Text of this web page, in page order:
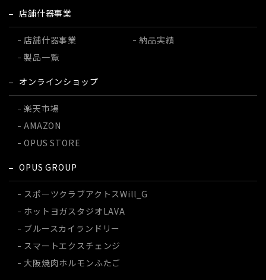
店舗什器事業
店舗什器事業
納品実績
製品一覧
オンラインショップ
楽天市場
AMAZON
OPUS STORE
OPUS GROUP
スポーツクラブアクトスWill_G
ホットヨガスタジオLAVA
ブルースカイランドリー
スマートエクスチェンジ
大阪焼肉ホルモンふたご